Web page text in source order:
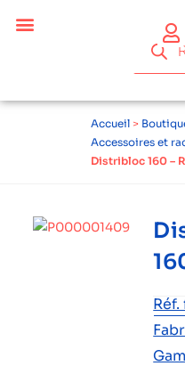
Accueil >
Accessoires et
Distribloc 160 –
Réf.